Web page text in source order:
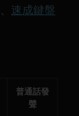
、 速成鍵盤
普通話發
聲